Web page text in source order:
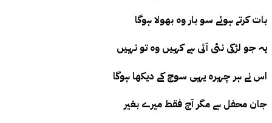
بات کرتے ہوئے سو بار وہ بھولا ہوگا
یہ جو لڑکی نئی آئی ہے کہیں وہ تو نہیں
اس نے ہر چہرہ یہی سوچ کے دیکھا ہوگا
جان محفل ہے مگر آج فقط میرے بغیر